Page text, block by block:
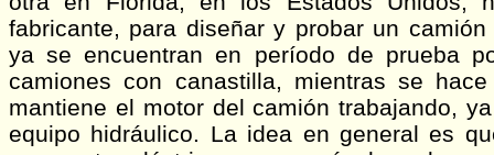
fabricante, para diseñar y probar un
ya se encuentran en período de prueba
camiones con canastilla, mientras se
mantiene el motor del camión trabajando,
equipo hidráulico. La idea en general es